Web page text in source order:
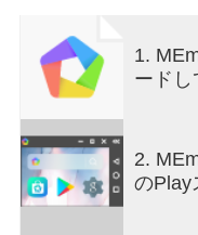
イフを今、紡ぎ出そ
【超現実の都市探
「異象管理局」の
通勤する「異能者
ティでは、人間と
常」で面白い光景
1.
ードし
2.
のPlay